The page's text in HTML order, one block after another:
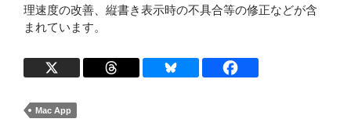
理速度の改善、縦書き表示時の不具合等の修正などが含
まれています。
Mac App